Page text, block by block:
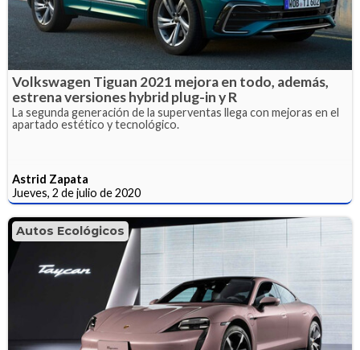
Volkswagen Tiguan 2021 mejora en todo, además,
estrena versiones hybrid plug-in y R
La segunda generación de la superventas llega con mejoras en el
apartado estético y tecnológico.
Astrid Zapata
Jueves, 2 de julio de 2020
Autos Ecológicos